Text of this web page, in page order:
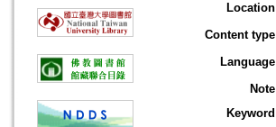
Location
Content type
Language
Note
Keyword